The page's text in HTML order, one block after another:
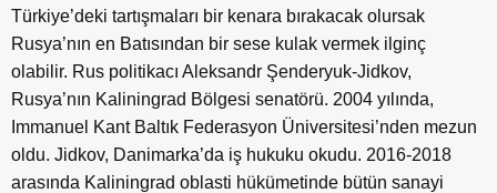
Türkiye’deki tartışmaları bir kenara bırakacak olursak
Rusya’nın en Batısından bir sese kulak vermek ilginç
olabilir. Rus politikacı Aleksandr Şenderyuk-Jidkov,
Rusya’nın Kaliningrad Bölgesi senatörü. 2004 yılında,
Immanuel Kant Baltık Federasyon Üniversitesi’nden mezun
oldu. Jidkov, Danimarka’da iş hukuku okudu. 2016-2018
arasında Kaliningrad oblasti hükümetinde bütün sanayi